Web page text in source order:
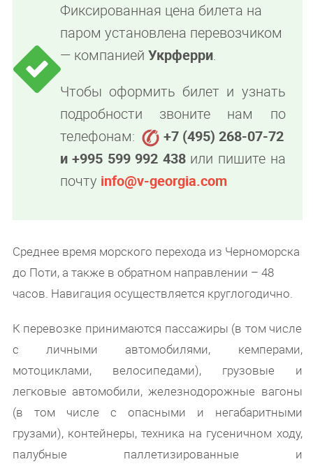
Фиксированная цена билета на
паром установлена перевозчиком
— компанией Укрферри.
Чтобы оформить билет и узнать
подробности звоните нам по
телефонам:
+7 (495) 268-07-72
и +995 599 992 438или пишите на
почту info@v-georgia.com
Среднее время морского перехода из Черноморска
до Поти, а также в обратном направлении – 48
часов. Навигация осуществляется круглогодично.
К перевозке принимаются пассажиры (в том числе
с личными автомобилями, кемперами,
мотоциклами, велосипедами), грузовые и
легковые автомобили, железнодорожные вагоны
(в том числе с опасными и негабаритными
грузами), контейнеры, техника на гусеничном ходу,
палубные паллетизированные и